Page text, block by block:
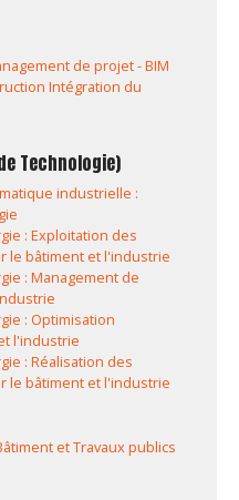
de projet - BIM
Intégration du
Technologie)
industrielle :
: Exploitation des
le bâtiment et l'industrie
: Management de
: Optimisation
l'industrie
: Réalisation des
le bâtiment et l'industrie
et Travaux publics